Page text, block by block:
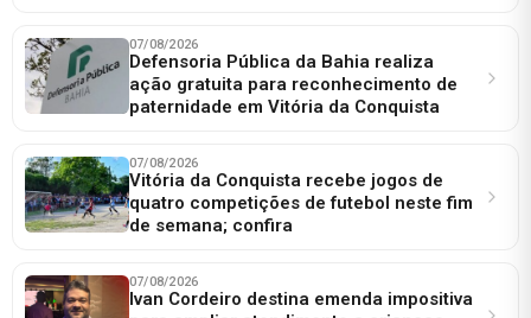
07/08/2026
Defensoria Pública da Bahia realiza
ação gratuita para reconhecimento de
paternidade em Vitória da Conquista
07/08/2026
Vitória da Conquista recebe jogos de
quatro competições de futebol neste fim
de semana; confira
07/08/2026
Ivan Cordeiro destina emenda impositiva